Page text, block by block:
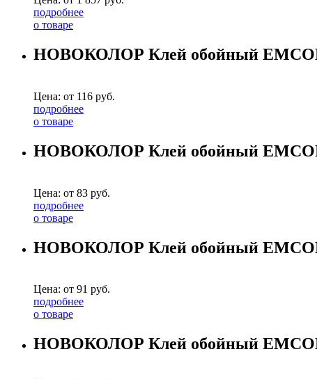
подробнее
о товаре
НОВОКОЛОР Клей обойный
Цена: от 116 руб.
подробнее
о товаре
НОВОКОЛОР Клей обойный EMCOL
Цена: от 83 руб.
подробнее
о товаре
НОВОКОЛОР Клей обойный EMCOL
Цена: от 91 руб.
подробнее
о товаре
НОВОКОЛОР Клей обойный